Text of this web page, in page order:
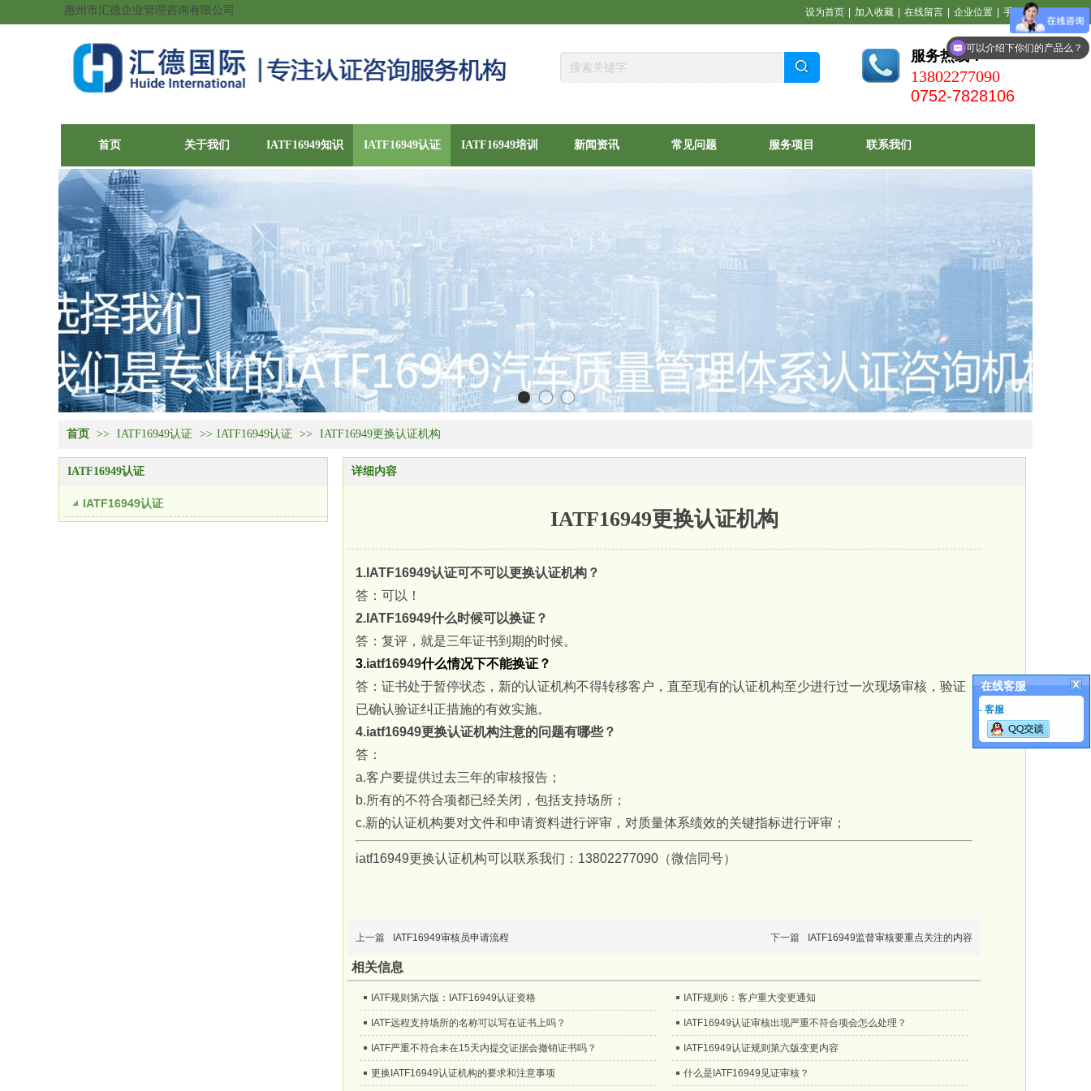
惠州市汇德企业管理咨询有限公司
服务热线：
13802277090
0752-7828106
首页 关于我们 IATF16949知识 IATF16949认证 IATF16949培训 新闻资讯 常见问题 服务项目 联系我们
设为首页 加入收藏 在线留言 企业位置 手机站
首页 >> IATF16949认证 >> IATF16949认证 >> IATF16949更换认证机构
IATF16949认证
IATF16949认证
详细内容
IATF16949更换认证机构
1.IATF16949认证可不可以更换认证机构？
答：可以！
2.IATF16949什么时候可以换证？
答：复评，就是三年证书到期的时候。
3.iatf16949什么情况下不能换证？
答：证书处于暂停状态，新的认证机构不得转移客户，直至现有的认证机构至少进行过一次现场审核，验证
已确认验证纠正措施的有效实施。
4.iatf16949更换认证机构注意的问题有哪些？
答：
a.客户要提供过去三年的审核报告；
b.所有的不符合项都已经关闭，包括支持场所；
c.新的认证机构要对文件和申请资料进行评审，对质量体系绩效的关键指标进行评审；
iatf16949更换认证机构可以联系我们：13802277090（微信同号）
上一篇 IATF16949审核员申请流程 下一篇 IATF16949监督审核要重点关注的内容
相关信息
IATF规则第六版：IATF16949认证资格 IATF规则6：客户重大变更通知
IATF远程支持场所的名称可以写在证书上吗？ IATF16949认证审核出现严重不符合项会怎么处理？
IATF严重不符合未在15天内提交证据会撤销证书吗？ IATF16949认证规则第六版变更内容
更换IATF16949认证机构的要求和注意事项 什么是IATF16949见证审核？
在线客服
- 客服
可以介绍下你们的产品么？